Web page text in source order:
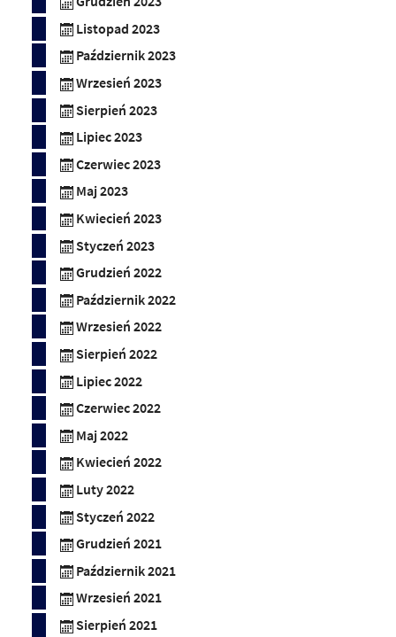
Listopad 2023
Październik 2023
Wrzesień 2023
Sierpień 2023
Lipiec 2023
Czerwiec 2023
Maj 2023
Kwiecień 2023
Styczeń 2023
Grudzień 2022
Październik 2022
Wrzesień 2022
Sierpień 2022
Lipiec 2022
Czerwiec 2022
Maj 2022
Kwiecień 2022
Luty 2022
Styczeń 2022
Grudzień 2021
Październik 2021
Wrzesień 2021
Sierpień 2021